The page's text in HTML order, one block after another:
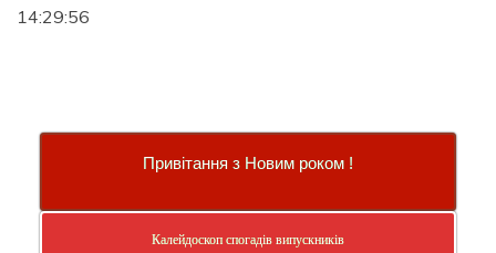
14:29:56
Привітання з Новим роком !
Калейдоскоп спогадів випускників